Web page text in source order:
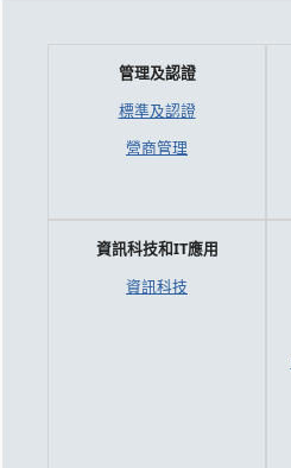
管理及認證
標準及認證
營商管理
資訊科技和IT應用
資訊科技